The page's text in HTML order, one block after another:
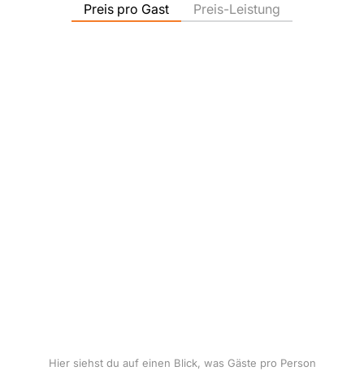
Preis pro Gast Preis-Leistung
Hier siehst du auf einen Blick, was Gäste pro Person